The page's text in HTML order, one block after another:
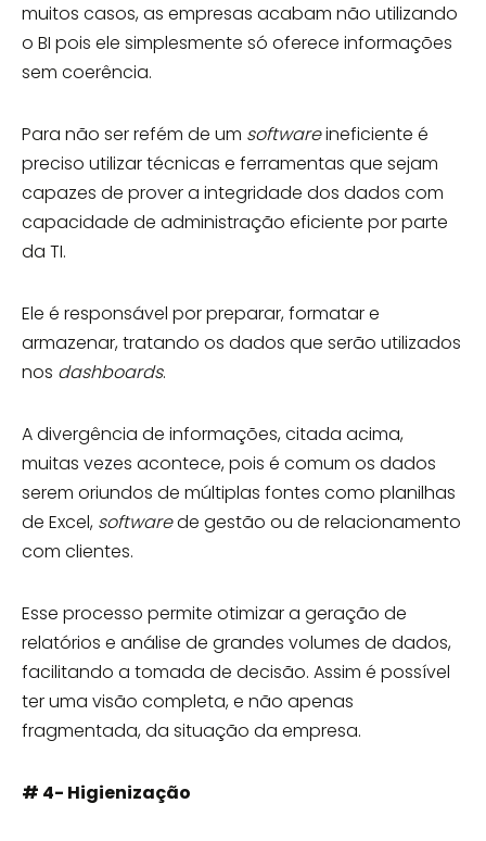
muitos casos, as empresas acabam não utilizando
o BI pois ele simplesmente só oferece informações
sem coerência.
Para não ser refém de um softwareineficiente é
preciso utilizar técnicas e ferramentas que sejam
capazes de prover a integridade dos dados com
capacidade de administração eficiente por parte
da TI.
Ele é responsável por preparar, formatar e
armazenar, tratando os dados que serão utilizados
nos dashboards.
A divergência de informações, citada acima,
muitas vezes acontece, pois é comum os dados
serem oriundos de múltiplas fontes como planilhas
de Excel, softwarede gestão ou de relacionamento
com clientes.
Esse processo permite otimizar a geração de
relatórios e análise de grandes volumes de dados,
facilitando a tomada de decisão. Assim é possível
ter uma visão completa, e não apenas
fragmentada, da situação da empresa.
# 4- Higienização